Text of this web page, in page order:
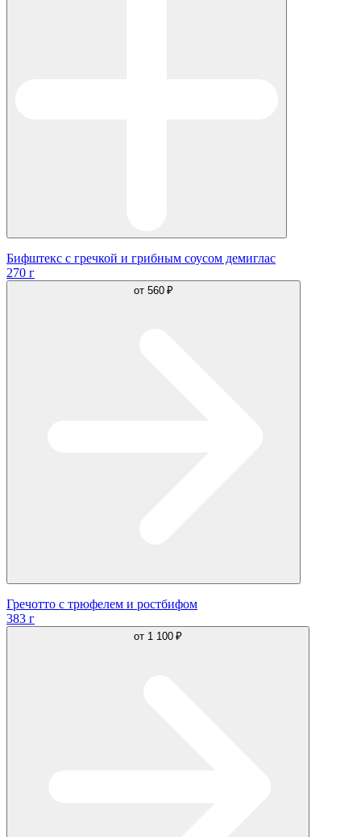
Бифштекс с гречкой и грибным соусом демиглас
270 г
от 560 ₽
Гречотто с трюфелем и ростбифом
383 г
от 1 100 ₽